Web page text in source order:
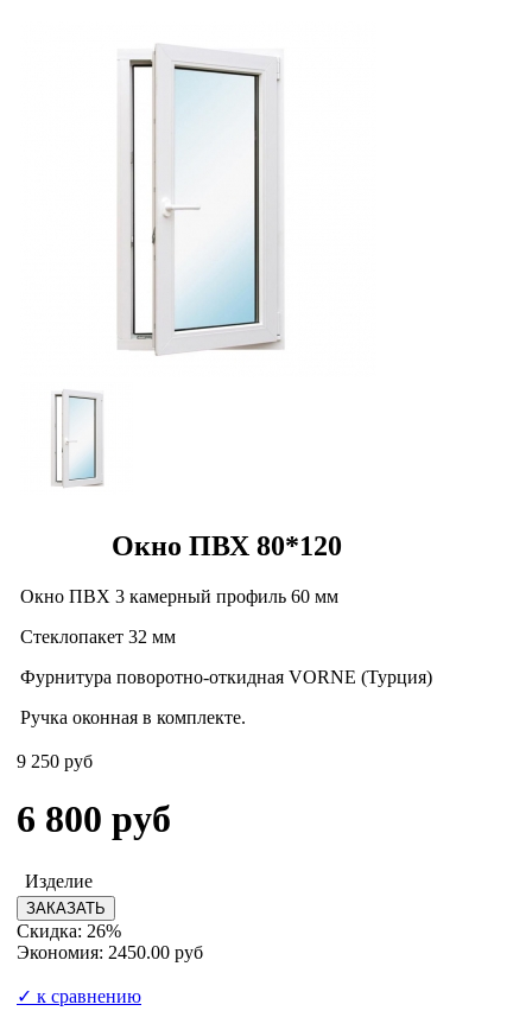
Окно ПВХ 80*120
Окно ПВХ 3 камерный профиль 60 мм
Стеклопакет 32 мм
Фурнитура поворотно-откидная VORNE (Турция)
Ручка оконная в комплекте.
9 250 руб
6 800 руб
Изделие
Скидка: 26%
Экономия: 2450.00 руб
✓ к сравнению